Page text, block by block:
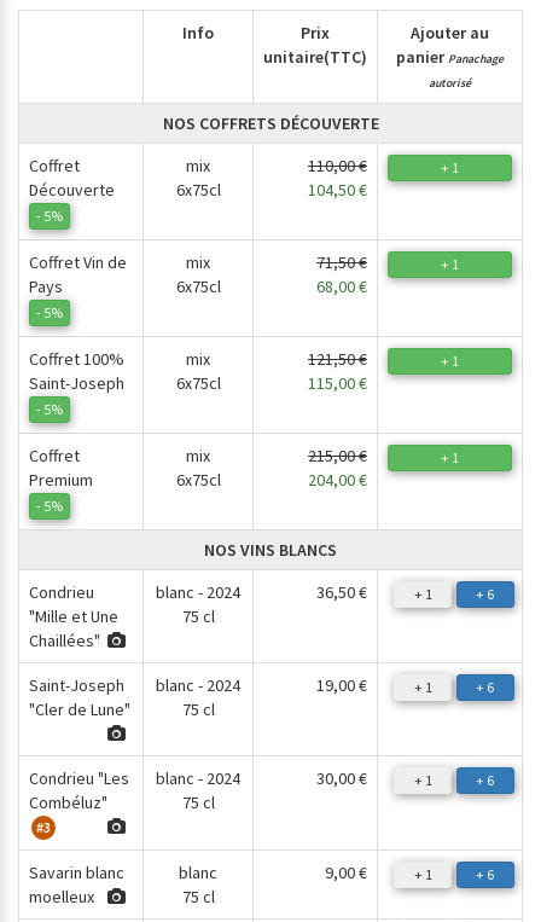
Info
Prix
unitaire(TTC)
Ajouter au
panier Panachage
autorisé
NOS COFFRETS DÉCOUVERTE
Coffret
Découverte
- 5%
mix
6x75cl
110,00 €
104,50 €
+ 1
Coffret Vin de
Pays
- 5%
mix
6x75cl
71,50 €
68,00 €
+ 1
Coffret 100%
Saint-Joseph
- 5%
mix
6x75cl
121,50 €
115,00 €
+ 1
Coffret
Premium
- 5%
mix
6x75cl
215,00 €
204,00 €
+ 1
NOS VINS BLANCS
Condrieu
"Mille et Une
Chaillées"
blanc - 2024
75 cl
36,50 € + 1 + 6
Saint-Joseph
"Cler de Lune"
blanc - 2024
75 cl
19,00 € + 1 + 6
Condrieu "Les
Combéluz"
#3
blanc - 2024
75 cl
30,00 € + 1 + 6
Savarin blanc
moelleux
blanc
75 cl
9,00 € + 1 + 6